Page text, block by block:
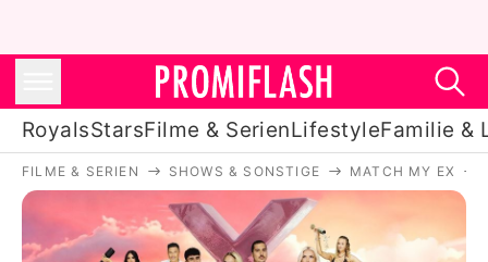
RoyalsStarsFilme & SerienLifestyleFamilie &
Royals
Stars
FILME & SERIEN SHOWS & SONSTIGE MATCH MY EX